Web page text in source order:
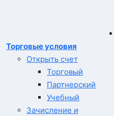
Торговые условия
Открыть счет
Торговый
Партнерский
Учебный
Зачисление и